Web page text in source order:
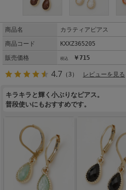
商品名
カラティアピアス
商品コード
KXXZ365205
販売価格
￥715
4.7 （3） レビューを見る
キラキラと輝く小ぶりなピアス。
普段使いにもおすすめです。